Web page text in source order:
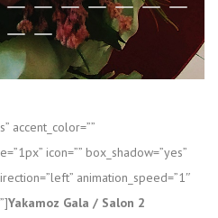
accent_color=””
icon=”” box_shadow=”yes”
animation_speed=”1″
Yakamoz Gala / Salon 2